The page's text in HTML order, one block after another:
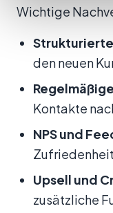
Wichtige
den neuen
Kontakte
NPS und
Upsell und
zusätzliche